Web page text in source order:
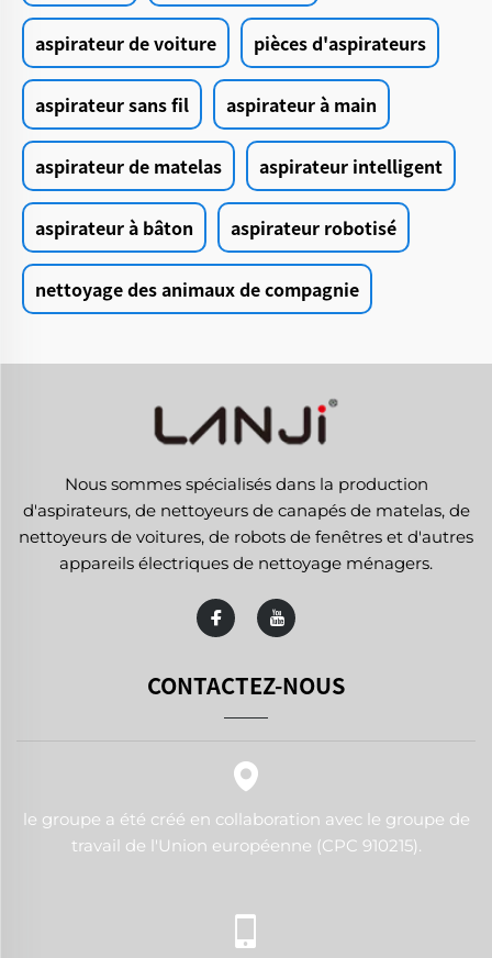
aspirateur de voiture pièces d'aspirateurs
aspirateur sans fil aspirateur à main
aspirateur de matelas aspirateur intelligent
aspirateur à bâton aspirateur robotisé
nettoyage des animaux de compagnie
Nous sommes spécialisés dans la production
d'aspirateurs, de nettoyeurs de canapés de matelas, de
nettoyeurs de voitures, de robots de fenêtres et d'autres
appareils électriques de nettoyage ménagers.
CONTACTEZ-NOUS
le groupe a été créé en collaboration avec le groupe de
travail de l'Union européenne (CPC 910215).